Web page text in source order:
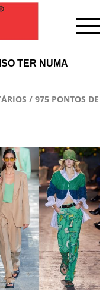
TER NUMA
/ 975 PONTOS DE